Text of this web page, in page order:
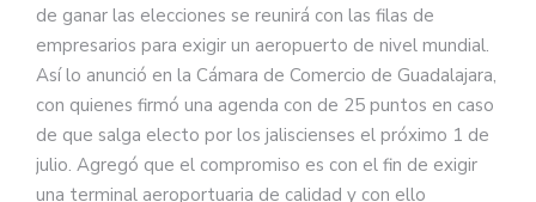
de ganar las elecciones se reunirá con las filas de
empresarios para exigir un aeropuerto de nivel mundial.
Así lo anunció en la Cámara de Comercio de Guadalajara,
con quienes firmó una agenda con de 25 puntos en caso
de que salga electo por los jaliscienses el próximo 1 de
julio. Agregó que el compromiso es con el fin de exigir
una terminal aeroportuaria de calidad y con ello